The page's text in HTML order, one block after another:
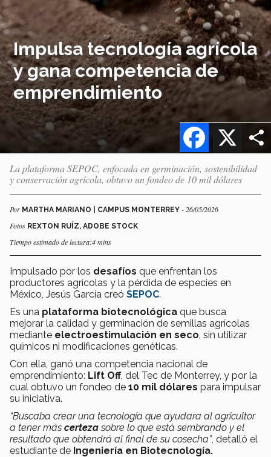
Impulsa tecnología agrícola
y gana competencia de
emprendimiento
X
Facebook
La plataforma SEPOC, enfocada en germinación, sostenibilidad
y conservación agrícola, obtuvo un fondeo de 10 mil dólares
Por MARTHA MARIANO | CAMPUS MONTERREY - 26/05/2026
Fotos REXTON RUÍZ, ADOBE STOCK
Tiempo estimado de lectura:4 mins
Impulsado por los desafíos que enfrentan los
productores agrícolas y la pérdida de especies en
México, Jesús García creó SEPOC.
Es una plataforma biotecnológica que busca
mejorar la calidad y germinación de semillas agrícolas
mediante electroestimulación en seco , sin utilizar
químicos ni modificaciones genéticas.
Con ella, ganó una competencia nacional de
emprendimiento: Lift Off, del Tec de Monterrey, y por la
cual obtuvo un fondeo de 10 mil dólares para impulsar
su iniciativa.
“Buscaba crear una tecnología que ayudara al agricultor
a tener más certezasobre lo que está sembrando y el
resultado que obtendrá al final de su cosecha”, detalló el
estudiante de Ingeniería en Biotecnología.